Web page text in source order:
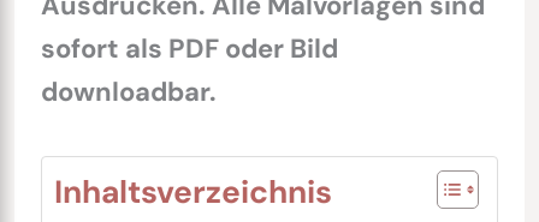
sofort als PDF oder Bild
downloadbar.
Inhaltsverzeichnis